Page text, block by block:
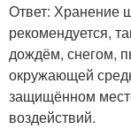
Ответ: Хранение
рекомендуется,
дождём, снегом,
окружающей
защищённом
воздействий.